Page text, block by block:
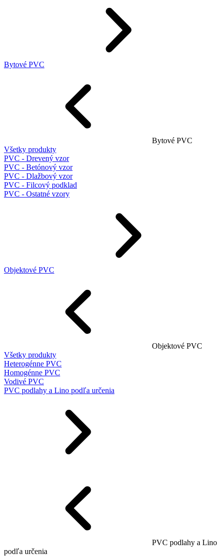
Bytové PVC
Bytové PVC
Všetky produkty
PVC - Drevený vzor
PVC - Betónový vzor
PVC - Dlažbový vzor
PVC - Filcový podklad
PVC - Ostatné vzory
Objektové PVC
Objektové PVC
Všetky produkty
Heterogénne PVC
Homogénne PVC
Vodivé PVC
PVC podlahy a Lino podľa určenia
PVC podlahy a Lino
podľa určenia